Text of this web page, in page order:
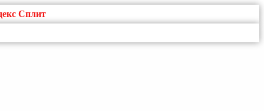
Сплит